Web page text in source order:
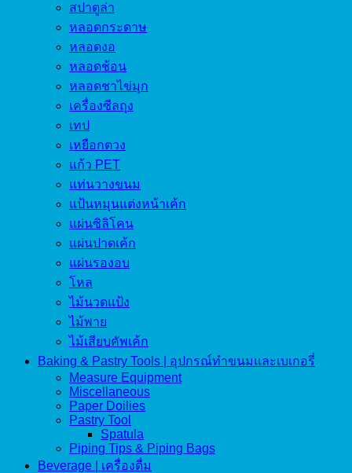
สปาตูล่า
หลอดกระดาษ
หลอดงอ
หลอดช้อน
หลอดชาไข่มุก
เครื่องซีลถุง
เทป
เหยือกตวง
แก้ว PET
แท่นวางขนม
แป้นหมุนแต่งหน้าเค้ก
แผ่นซิลิโคน
แผ่นปาดเค้ก
แผ่นรองอบ
โหล
ไม้นวดแป้ง
ไม้พาย
ไม้เสียบคัพเค้ก
Baking & Pastry Tools | อุปกรณ์ทำขนมและเบเกอรี่
Measure Equipment
Miscellaneous
Paper Doilies
Pastry Tool
Spatula
Piping Tips & Piping Bags
Beverage | เครื่องดื่ม